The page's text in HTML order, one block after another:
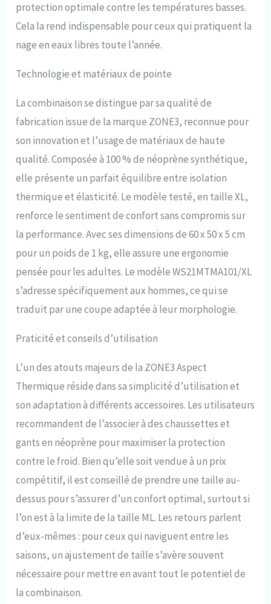
protection optimale contre les températures basses.
Cela la rend indispensable pour ceux qui pratiquent la
nage en eaux libres toute l’année.
Technologie et matériaux de pointe
La combinaison se distingue par sa qualité de
fabrication issue de la marque ZONE3, reconnue pour
son innovation et l’usage de matériaux de haute
qualité. Composée à 100 % de néoprène synthétique,
elle présente un parfait équilibre entre isolation
thermique et élasticité. Le modèle testé, en taille XL,
renforce le sentiment de confort sans compromis sur
la performance. Avec ses dimensions de 60 x 50 x 5 cm
pour un poids de 1 kg, elle assure une ergonomie
pensée pour les adultes. Le modèle WS21MTMA101/XL
s’adresse spécifiquement aux hommes, ce qui se
traduit par une coupe adaptée à leur morphologie.
Praticité et conseils d’utilisation
L’un des atouts majeurs de la ZONE3 Aspect
Thermique réside dans sa simplicité d’utilisation et
son adaptation à différents accessoires. Les utilisateurs
recommandent de l’associer à des chaussettes et
gants en néoprène pour maximiser la protection
contre le froid. Bien qu’elle soit vendue à un prix
compétitif, il est conseillé de prendre une taille au-
dessus pour s’assurer d’un confort optimal, surtout si
l’on est à la limite de la taille ML. Les retours parlent
d’eux-mêmes : pour ceux qui naviguent entre les
saisons, un ajustement de taille s’avère souvent
nécessaire pour mettre en avant tout le potentiel de
la combinaison.